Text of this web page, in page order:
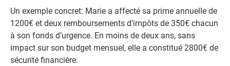
Un exemple concret: Marie a affecté sa prime annuelle de
1200€ et deux remboursements d’impôts de 350€ chacun
à son fonds d’urgence. En moins de deux ans, sans
impact sur son budget mensuel, elle a constitué 2800€ de
sécurité financière.